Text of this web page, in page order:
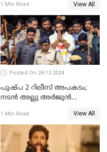
മാതാപിതാക്കൾക്കൊപ്പം
കുട്ടികളുമെത്തുന്നു;
മുഖ്യമന്ത്രിക്ക് പരാതി നൽകി
കെപിസിസി അംഗം
1 Min Read View All
Posted On 24-12-2024
പുഷ്പ 2 റിലീസ് അപകടം;
നടന്‍ അല്ലു അര്‍ജുൻ
മുന്നിൽ ഹാജരായി
1 Min Read View All